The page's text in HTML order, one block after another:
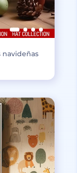
navideñas